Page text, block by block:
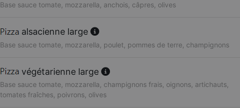
Base sauce tomate, mozzarella, anchois, câpres, olives
alsacienne large
Base sauce tomate, mozzarella, poulet, pommes de terre, champignons
végétarienne large
Base sauce tomate, mozzarella, champignons frais, oignons, artichauts,
tomates fraîches, poivrons, olives